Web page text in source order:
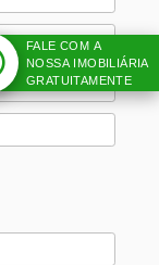
FALE COM A
NOSSA IMOBILIÁRIA
GRATUITAMENTE